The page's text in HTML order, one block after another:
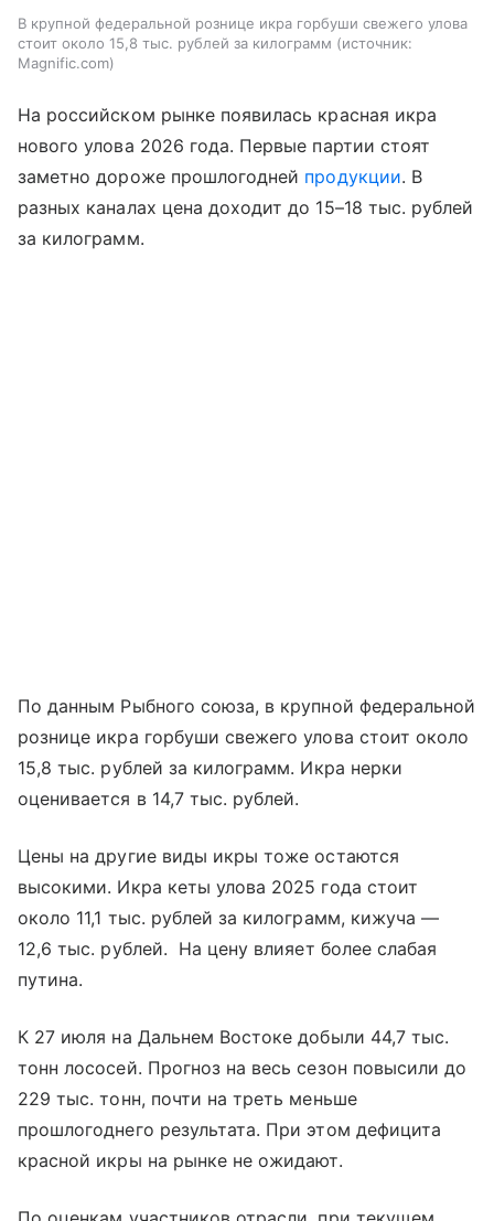
В крупной федеральной рознице икра горбуши свежего улова
стоит около 15,8 тыс. рублей за килограмм
источник:
Magnific.com
На российском рынке появилась красная икра
нового улова 2026 года. Первые партии стоят
заметно дороже прошлогодней продукции. В
разных каналах цена доходит до 15–18 тыс. рублей
за килограмм.
По данным Рыбного союза, в крупной федеральной
рознице икра горбуши свежего улова стоит около
15,8 тыс. рублей за килограмм. Икра нерки
оценивается в 14,7 тыс. рублей.
Цены на другие виды икры тоже остаются
высокими. Икра кеты улова 2025 года стоит
около 11,1 тыс. рублей за килограмм, кижуча —
12,6 тыс. рублей. На цену влияет более слабая
путина.
К 27 июля на Дальнем Востоке добыли 44,7 тыс.
тонн лососей. Прогноз на весь сезон повысили до
229 тыс. тонн, почти на треть меньше
прошлогоднего результата. При этом дефицита
красной икры на рынке не ожидают.